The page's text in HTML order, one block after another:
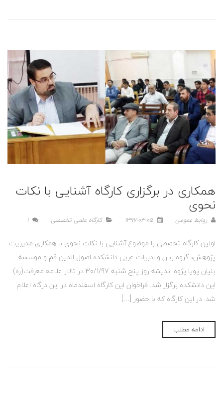
همکاری در برگزاری کارگاه آشنایی با نکات
نحوی
روابط عمومی کارگاه علمی تخصصی 1
اولین کارگاه تخصصی با موضوع آشنایی با نکات نحوی با همکاری مديريت
پژوهش، گروه زبان و ادبيات عربی دانشکده اصول الدين قم و موسسه
بنیان پویا پژوه اندیشه روز پنج شنبه 30/1/97 در تالار علامه معرفت(ره)
اين دانشکده برگزار شد. فراخوان این کارگاه اسفندماه در این درگاه اعلام
شد. در اين کارگاه که با حضور […]
ادامه مطلب